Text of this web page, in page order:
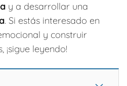
y a desarrollar una
. Si estás interesado en
y construir
¡sigue leyendo!